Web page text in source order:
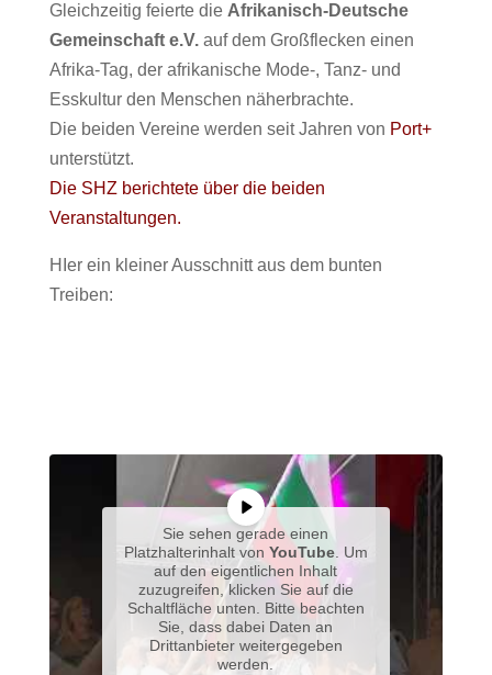
Gleichzeitig feierte die Afrikanisch-Deutsche
Gemeinschaft e.V.auf dem Großflecken einen
Afrika-Tag, der afrikanische Mode-, Tanz- und
Esskultur den Menschen näherbrachte.
Die beiden Vereine werden seit Jahren von Port+
unterstützt.
Die SHZ berichtete über die beiden
Veranstaltungen.
HIer ein kleiner Ausschnitt aus dem bunten
Treiben:
Sie sehen gerade einen
Platzhalterinhalt von YouTube. Um
auf den eigentlichen Inhalt
zuzugreifen, klicken Sie auf die
Schaltfläche unten. Bitte beachten
Sie, dass dabei Daten an
Drittanbieter weitergegeben
werden.